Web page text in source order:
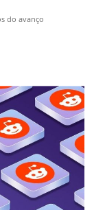
do avanço